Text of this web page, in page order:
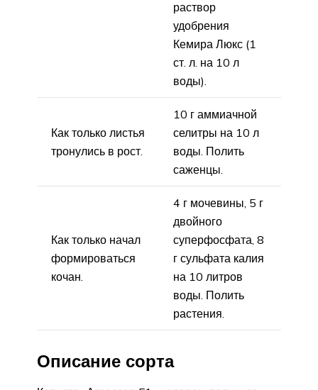
раствор
удобрения
Кемира Люкс (1
ст. л. на 10 л
воды).
Как только листья
тронулись в рост.
10 г аммиачной
селитры на 10 л
воды. Полить
саженцы.
Как только начал
формироваться
кочан.
4 г мочевины, 5 г
двойного
суперфосфата, 8
г сульфата калия
на 10 литров
воды. Полить
растения.
Описание сорта